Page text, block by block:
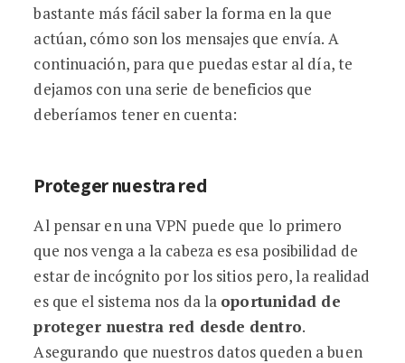
bastante más fácil saber la forma en la que
actúan, cómo son los mensajes que envía. A
continuación, para que puedas estar al día, te
dejamos con una serie de beneficios que
deberíamos tener en cuenta:
Proteger nuestra red
Al pensar en una VPN puede que lo primero
que nos venga a la cabeza es esa posibilidad de
estar de incógnito por los sitios pero, la realidad
es que el sistema nos da la oportunidad de
proteger nuestra red desde dentro.
Asegurando que nuestros datos queden a buen